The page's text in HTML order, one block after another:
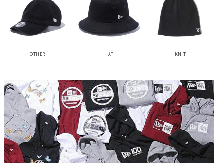
OTHER HAT KNIT